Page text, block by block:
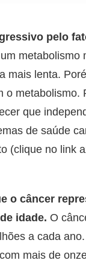
pelo
mais lenta.
o
que
de saúde
(clique no link
o câncer
idade. O
a cada
mais de